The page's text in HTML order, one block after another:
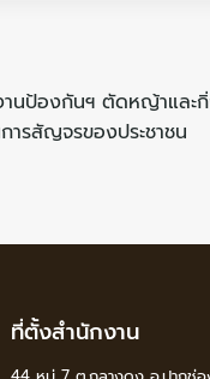
นป้องกันฯ ตัดหญ้าและ
รสัญจรของประชาชน
ที่ตั้งสำนักงาน